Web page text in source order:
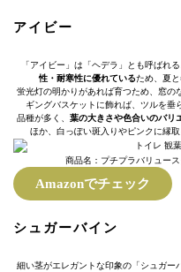
アイビー
「アイビー」は「ヘデラ」とも呼ばれ
性・耐寒性に優れているため、夏
蛍光灯の明かりがあれば育つため、窓の
ギングバスケットに飾れば、ツルを垂
品種が多く、 葉の大きさや色合いのバリ
ほか、白っぽい斑入りやピンクに縁
商品名：プチプラバリュー
Amazonでチェック
シュガーバイン
細い茎がエレガントな印象の「シュガー